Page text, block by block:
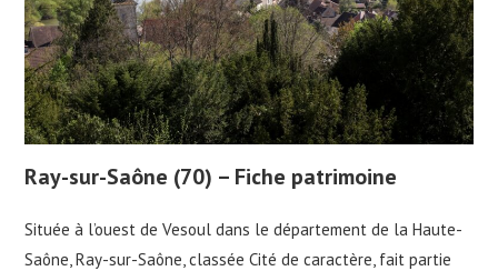
Ray-sur-Saône (70) – Fiche patrimoine
Située à l’ouest de Vesoul dans le département de la Haute-
Saône, Ray-sur-Saône, classée Cité de caractère, fait partie